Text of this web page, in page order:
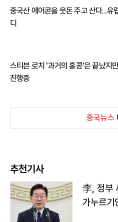
중국산 에어콘을 웃돈 주고 산다...유
디
스티븐 로치 '과거의 홍콩'은 끝났지
진행중
중국뉴스
추천기사
李, 정부
가누르기